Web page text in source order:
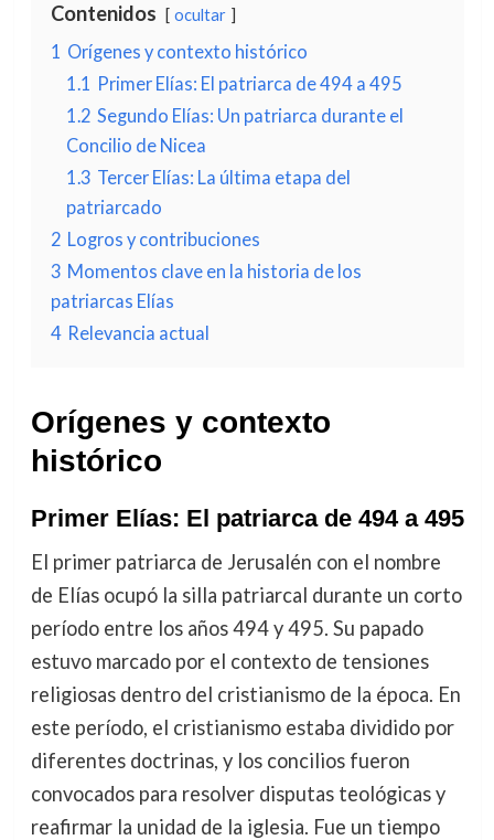
Contenidos ocultar
1 Orígenes y contexto histórico
1.1 Primer Elías: El patriarca de 494 a 495
1.2 Segundo Elías: Un patriarca durante el
Concilio de Nicea
1.3 Tercer Elías: La última etapa del
patriarcado
2 Logros y contribuciones
3 Momentos clave en la historia de los
patriarcas Elías
4 Relevancia actual
Orígenes y contexto
histórico
Primer Elías: El patriarca de 494 a 495
El primer patriarca de Jerusalén con el nombre
de Elías ocupó la silla patriarcal durante un corto
período entre los años 494 y 495. Su papado
estuvo marcado por el contexto de tensiones
religiosas dentro del cristianismo de la época. En
este período, el cristianismo estaba dividido por
diferentes doctrinas, y los concilios fueron
convocados para resolver disputas teológicas y
reafirmar la unidad de la iglesia. Fue un tiempo